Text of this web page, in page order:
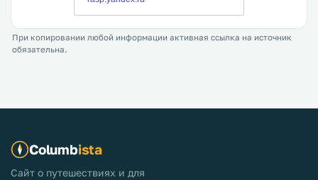
При копировании любой информации активная ссылка на источник
обязательна.
Columbista
Сайт о путешествиях и для